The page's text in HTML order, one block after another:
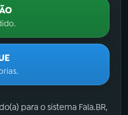
para o sistema Fala.BR,